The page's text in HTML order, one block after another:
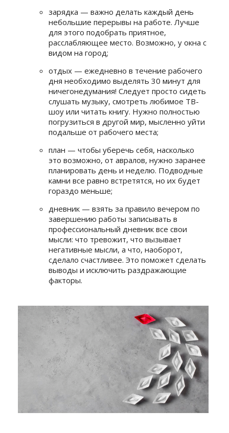
зарядка — важно делать каждый день
небольшие перерывы на работе. Лучше
для этого подобрать приятное,
расслабляющее место. Возможно, у окна с
видом на город;
отдых — ежедневно в течение рабочего
дня необходимо выделять 30 минут для
ничегонедумания! Следует просто сидеть
слушать музыку, смотреть любимое ТВ-
шоу или читать книгу. Нужно полностью
погрузиться в другой мир, мысленно уйти
подальше от рабочего места;
план — чтобы уберечь себя, насколько
это возможно, от авралов, нужно заранее
планировать день и неделю. Подводные
камни все равно встретятся, но их будет
гораздо меньше;
дневник — взять за правило вечером по
завершению работы записывать в
профессиональный дневник все свои
мысли: что тревожит, что вызывает
негативные мысли, а что, наоборот,
сделало счастливее. Это поможет сделать
выводы и исключить раздражающие
факторы.